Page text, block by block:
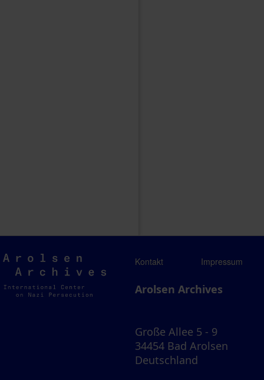
Arolsen
Archives
Kontakt Impressum
Arolsen Archives
Große Allee 5 - 9
34454 Bad Arolsen
Deutschland